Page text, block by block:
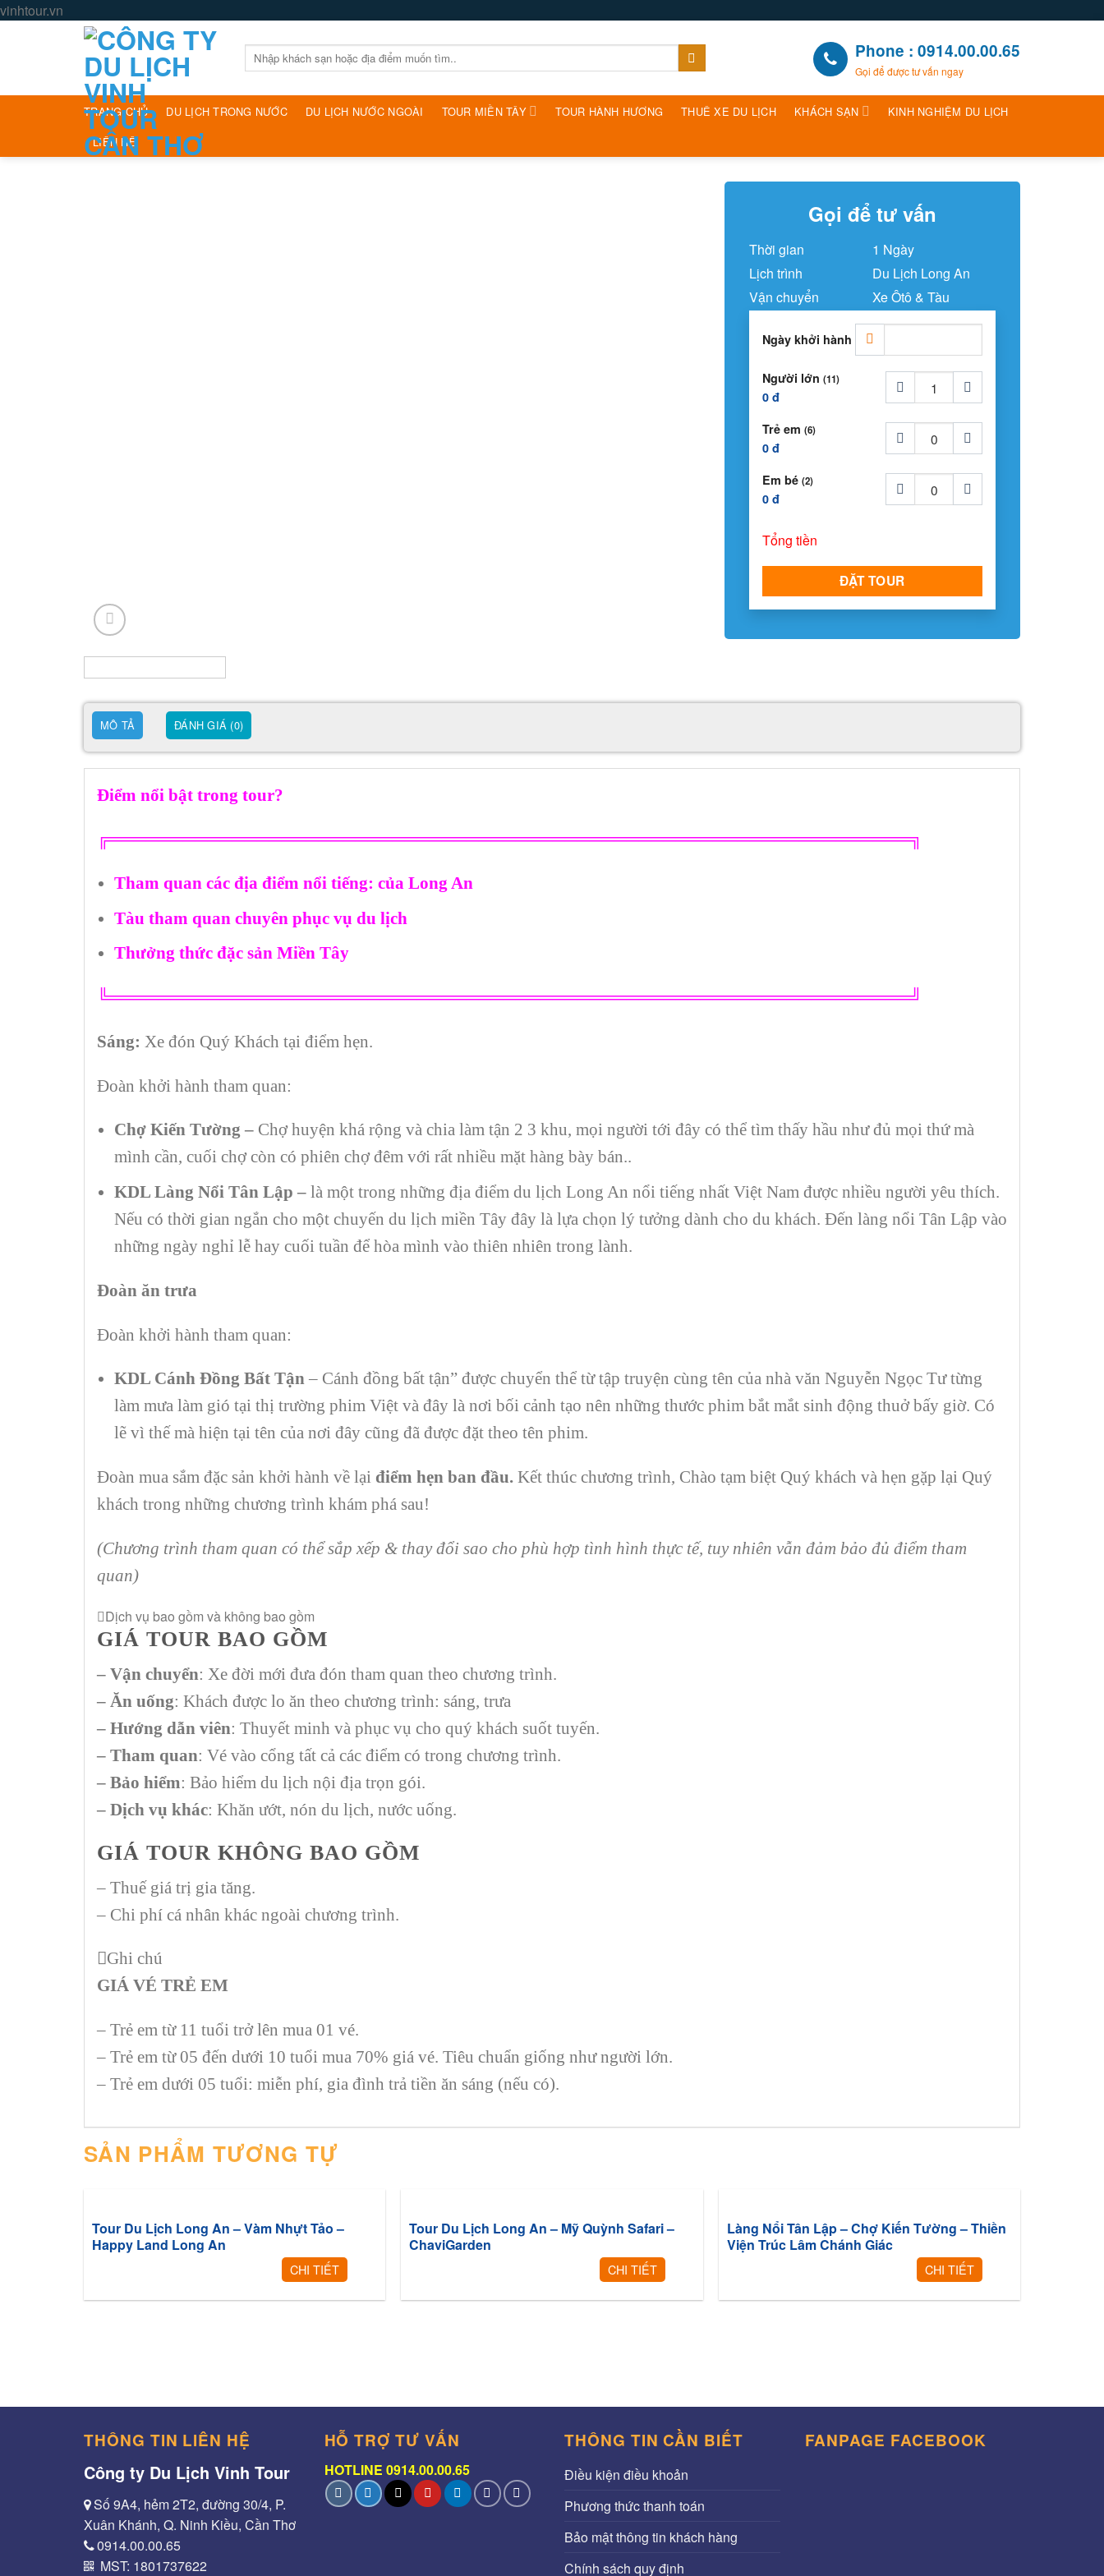
vinhtour.vn
content
Tìm
kiếm:
Phone : 0914.00.00.65
Gọi để được tư vấn ngay
TRANG CHỦ DU LỊCH TRONG NƯỚC DU LỊCH NƯỚC NGOÀI TOUR MIỀN TÂY TOUR HÀNH HƯƠNG THUÊ XE DU LỊCH KHÁCH SẠN
KINH NGHIỆM DU LỊCH
LIÊN HỆ
Gọi để tư vấn
Thời gian
1 Ngày
Lịch trình
Du Lịch Long An
Vận chuyển
Xe Ôtô & Tàu
Ngày khởi hành
Người lớn (11)
0 đ
Trẻ em (6)
0 đ
Em bé (2)
0 đ
Tổng tiền
ĐẶT TOUR
MÔ TẢ ĐÁNH GIÁ (0)
Điểm nổi bật trong tour?
╔═════════════════════════════════════════════════════════════════╗
Tham quan các địa điểm nổi tiếng: của Long An
Tàu tham quan chuyên phục vụ du lịch
Thưởng thức đặc sản Miền Tây
╚═════════════════════════════════════════════════════════════════╝
Sáng: Xe đón Quý Khách tại điểm hẹn.
Đoàn khởi hành tham quan:
Chợ Kiến Tường – Chợ huyện khá rộng và chia làm tận 2 3 khu, mọi người tới đây có thể tìm thấy hầu như đủ mọi thứ mà
mình cần, cuối chợ còn có phiên chợ đêm với rất nhiều mặt hàng bày bán..
KDL Làng Nổi Tân Lập – là một trong những địa điểm du lịch Long An nổi tiếng nhất Việt Nam được nhiều người yêu thích.
Nếu có thời gian ngắn cho một chuyến du lịch miền Tây đây là lựa chọn lý tưởng dành cho du khách. Đến làng nổi Tân Lập vào
những ngày nghỉ lễ hay cuối tuần để hòa mình vào thiên nhiên trong lành.
Đoàn ăn trưa
Đoàn khởi hành tham quan:
KDL Cánh Đồng Bất Tận – Cánh đồng bất tận” được chuyển thể từ tập truyện cùng tên của nhà văn Nguyễn Ngọc Tư từng
làm mưa làm gió tại thị trường phim Việt và đây là nơi bối cảnh tạo nên những thước phim bắt mắt sinh động thuở bấy giờ. Có
lẽ vì thế mà hiện tại tên của nơi đây cũng đã được đặt theo tên phim.
Đoàn mua sắm đặc sản khởi hành về lại điểm hẹn ban đầu. Kết thúc chương trình, Chào tạm biệt Quý khách và hẹn gặp lại Quý
khách trong những chương trình khám phá sau!
(Chương trình tham quan có thể sắp xếp & thay đổi sao cho phù hợp tình hình thực tế, tuy nhiên vẫn đảm bảo đủ điểm tham
quan)
Dịch vụ bao gồm và không bao gồm
GIÁ TOUR BAO GỒM
– Vận chuyển: Xe đời mới đưa đón tham quan theo chương trình.
– Ăn uống: Khách được lo ăn theo chương trình: sáng, trưa
– Hướng dẫn viên: Thuyết minh và phục vụ cho quý khách suốt tuyến.
– Tham quan: Vé vào cổng tất cả các điểm có trong chương trình.
– Bảo hiểm: Bảo hiểm du lịch nội địa trọn gói.
– Dịch vụ khác: Khăn ướt, nón du lịch, nước uống.
GIÁ TOUR KHÔNG BAO GỒM
– Thuế giá trị gia tăng.
– Chi phí cá nhân khác ngoài chương trình.
Ghi chú
GIÁ VÉ TRẺ EM
– Trẻ em từ 11 tuổi trở lên mua 01 vé.
– Trẻ em từ 05 đến dưới 10 tuổi mua 70% giá vé. Tiêu chuẩn giống như người lớn.
– Trẻ em dưới 05 tuổi: miễn phí, gia đình trả tiền ăn sáng (nếu có).
SẢN PHẨM TƯƠNG TỰ
Tour Du Lịch Long An – Vàm Nhựt Tảo –
Happy Land Long An
CHI TIẾT
Tour Du Lịch Long An – Mỹ Quỳnh Safari –
ChaviGarden
CHI TIẾT
Làng Nổi Tân Lập – Chợ Kiến Tường – Thiền
Viện Trúc Lâm Chánh Giác
CHI TIẾT
THÔNG TIN LIÊN HỆ
Công ty Du Lịch Vinh Tour
Số 9A4, hẻm 2T2, đường 30/4, P.
Xuân Khánh, Q. Ninh Kiều, Cần Thơ
0914.00.00.65
MST: 1801737622
HỖ TRỢ TƯ VẤN
HOTLINE 0914.00.00.65
THÔNG TIN CẦN BIẾT
Điều kiện điều khoản
Phương thức thanh toán
Bảo mật thông tin khách hàng
Chính sách quy định
FANPAGE FACEBOOK